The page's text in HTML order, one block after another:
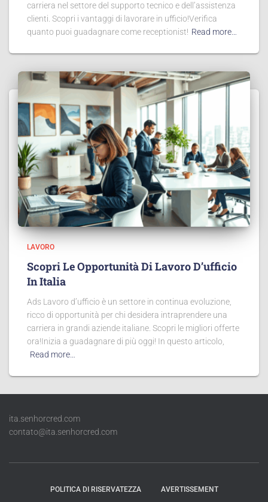
carriera nel settore del supporto tecnico e dell’assistenza
clienti. Scopri i vantaggi di lavorare in ufficio!Verifica
quanto puoi guadagnare come receptionist! Read more…
LAVORO
Scopri Le Opportunità Di Lavoro D’ufficio
In Italia
Ads Lavoro d’ufficio è un settore in continua evoluzione,
ricco di opportunità per chi desidera intraprendere una
carriera in grandi aziende italiane. Scopri le migliori offerte
ora!Inizia a guadagnare di più oggi! In questo articolo,
Read more…
ita.senhorcred.com
contato@ita.senhorcred.com
POLITICA DI RISERVATEZZA AVERTISSEMENT